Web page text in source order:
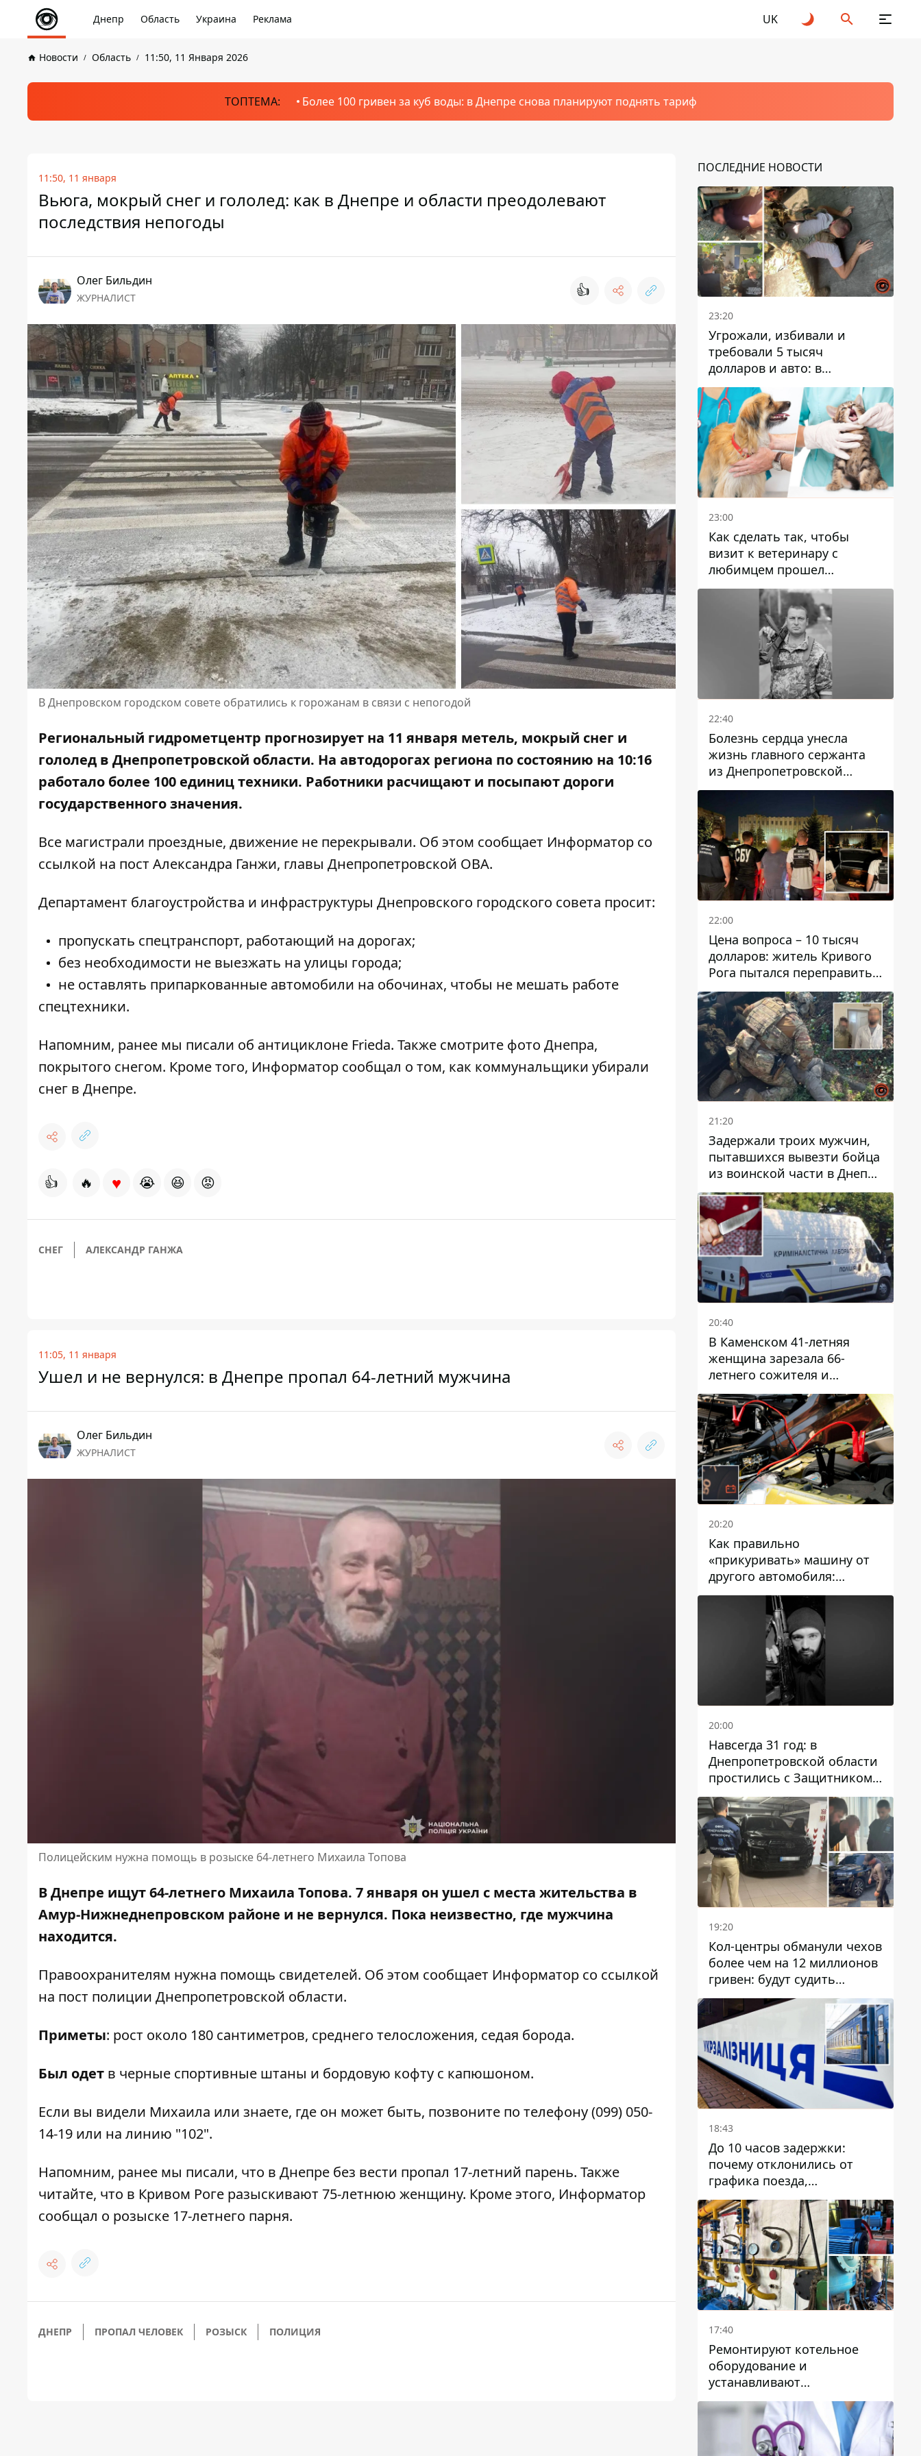
Днепр Область Украина Реклама UK
Новости Область 11:50, 11 Января 2026
ТОПТЕМА: Более 100 гривен за куб воды: в Днепре снова планируют поднять тариф
11:50, 11 января
Вьюга, мокрый снег и гололед: как в Днепре и области преодолевают
последствия непогоды
Олег Бильдин
ЖУРНАЛИСТ 👍
В Днепровском городском совете обратились к горожанам в связи с непогодой
Региональный гидрометцентр прогнозирует на 11 января метель, мокрый снег и
гололед в Днепропетровской области. На автодорогах региона по состоянию на 10:16
работало более 100 единиц техники. Работники расчищают и посыпают дороги
государственного значения.
Все магистрали проездные, движение не перекрывали. Об этом сообщает Информатор со
ссылкой на пост Александра Ганжи, главы Днепропетровской ОВА.
Департамент благоустройства и инфраструктуры Днепровского городского совета просит:
пропускать спецтранспорт, работающий на дорогах;
без необходимости не выезжать на улицы города;
не оставлять припаркованные автомобили на обочинах, чтобы не мешать работе
спецтехники.
Напомним, ранее мы писали об антициклоне Frieda. Также смотрите фото Днепра,
покрытого снегом. Кроме того, Информатор сообщал о том, как коммунальщики убирали
снег в Днепре.
👍 🔥 ♥ 😭 😆 😡
СНЕГ АЛЕКСАНДР ГАНЖА
11:05, 11 января
Ушел и не вернулся: в Днепре пропал 64-летний мужчина
Олег Бильдин
ЖУРНАЛИСТ
Полицейским нужна помощь в розыске 64-летнего Михаила Топова
В Днепре ищут 64-летнего Михаила Топова. 7 января он ушел с места жительства в
Амур-Нижнеднепровском районе и не вернулся. Пока неизвестно, где мужчина
находится.
Правоохранителям нужна помощь свидетелей. Об этом сообщает Информатор со ссылкой
на пост полиции Днепропетровской области.
Приметы: рост около 180 сантиметров, среднего телосложения, седая борода.
Был одет в черные спортивные штаны и бордовую кофту с капюшоном.
Если вы видели Михаила или знаете, где он может быть, позвоните по телефону(099) 050-
14-19 или на линию "102".
Напомним, ранее мы писали, что в Днепре без вести пропал 17-летний парень. Также
читайте, что в Кривом Роге разыскивают 75-летнюю женщину. Кроме этого, Информатор
сообщал о розыске 17-летнего парня.
ДНЕПР ПРОПАЛ ЧЕЛОВЕК РОЗЫСК ПОЛИЦИЯ
ПОСЛЕДНИЕ НОВОСТИ
23:20
Угрожали, избивали и
требовали 5 тысяч
долларов и авто: в
Павлограде задержали двух
мужчин
23:00
Как сделать так, чтобы
визит к ветеринару с
любимцем прошел
спокойно: простые советы
22:40
Болезнь сердца унесла
жизнь главного сержанта
из Днепропетровской
области Юрия Свистуна
22:00
Цена вопроса – 10 тысяч
долларов: житель Кривого
Рога пытался переправить
мужчину в Словакию
21:20
Задержали троих мужчин,
пытавшихся вывезти бойца
из воинской части в Днепр
за 7 тысяч долларов: среди
них был врач
20:40
В Каменском 41-летняя
женщина зарезала 66-
летнего сожителя и
пыталась обмануть
полицейских
20:20
Как правильно
«прикуривать» машину от
другого автомобиля:
инструкция для водителей
20:00
Навсегда 31 год: в
Днепропетровской области
простились с Защитником
Александром Репиным
19:20
Кол-центры обманули чехов
более чем на 12 миллионов
гривен: будут судить
днепрянина,
организовавшего
транснациональную
преступную организацию
18:43
До 10 часов задержки:
почему отклонились от
графика поезда,
курсирующие через Днепр
и область
17:40
Ремонтируют котельное
оборудование и
устанавливают
генераторные установки:
как в Днепре готовятся к
отопительному сезону